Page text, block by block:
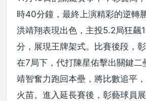
時40分鐘，最終上演精彩的逆轉
洪靖翔表現出色，主投5.2局狂飆
分，展現王牌架式。比賽後段，
在7局下，代打陳星佑擊出關鍵二
靖智奮力跑回本壘，將比數追平
火苗。進入延長賽後，彰藝球員